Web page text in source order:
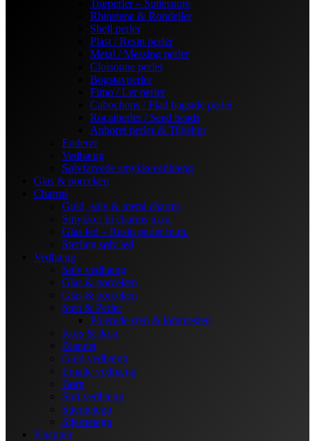
Træperler – Suttesnore
Rhinstene & Rondeller
Shell perler
Plast / Resin perler
Metal / Messing perler
Cloisonne perler
Bogstavperler
Fimo / Ler perler
Cabochons / Flad bagside perler
Rocaiperler / Seed beads
Anboret perler & Tilbehør
Enderør
Vedhæng
Sølvfarvede smykkevedhæng
Glas & porcelæn
Charms
Guld, sølv & metal charms
Smykker til charms m.m.
Glas led – Resin perler m.m.
Sterling sølv led
Vedhæng
Sølv vedhæng
Glas & porcelæn
Glas & porcelæn
Sten & Perler
Polerede sten & lommesten
Kors & Ikon
Blandet
Guld vedhæng
Emalje vedhæng
Børn
Sort vedhæng
Stjernetegn
Stjernetegn
Knapper